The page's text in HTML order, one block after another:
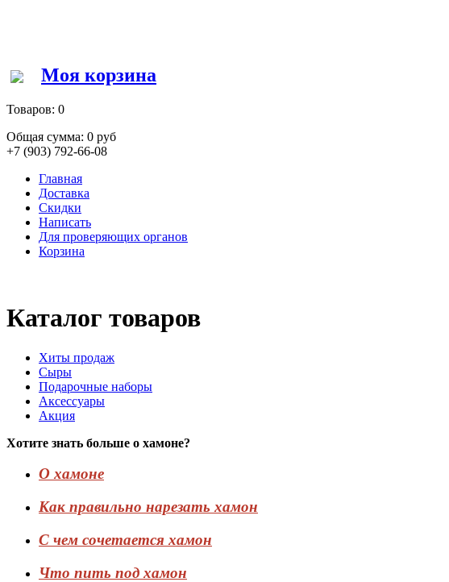
Моя корзина
Товаров: 0
Общая сумма: 0 руб
+7 (903) 792-66-08
Главная
Доставка
Скидки
Написать
Для проверяющих органов
Корзина
Каталог товаров
Хиты продаж
Сыры
Подарочные наборы
Аксессуары
Акция
Хотите знать больше о хамоне?
О хамоне
Как правильно нарезать хамон
С чем сочетается хамон
Что пить под хамон